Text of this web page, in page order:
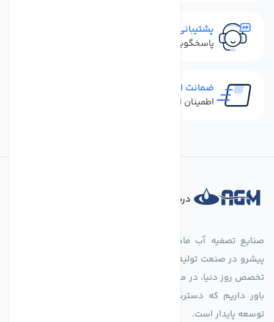
پشتیبانی سریع
پاسخگویی سریع به تماس‌ها و پیام‌ها
ضمانت اصل بودن کالا
اطمینان از خرید کالای اورجینال
درباره فروشگاه
پیشرو در صنعت تولید تجهیزات تصفیه آب، با تکیه بر دانش فنی و
تخصص روز دنیا، در مسیر تأمین آب سالم و پایدار گام برمی‌دارد. ما
باور داریم که دسترسی به آب پاک، یک حق اساسی و زیربنای
توسعه پایدار است.